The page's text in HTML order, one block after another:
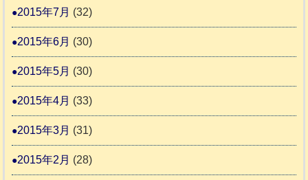
2015年7月 (32)
2015年6月 (30)
2015年5月 (30)
2015年4月 (33)
2015年3月 (31)
2015年2月 (28)